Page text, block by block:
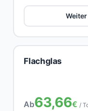
Flachglas
Ab63,66€ /